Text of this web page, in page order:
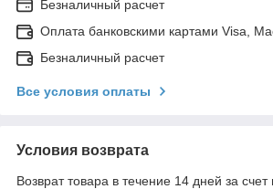
Безналичный расчет
Оплата банковскими картами Visa,
Безналичный расчет
Все условия оплаты
Условия возврата
Возврат товара в течение 14 дней за счет